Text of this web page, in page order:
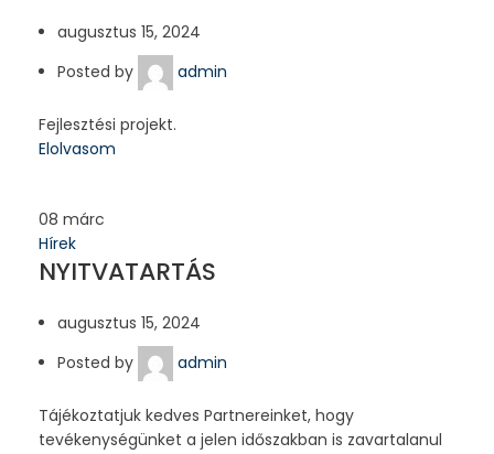
augusztus 15, 2024
Posted by
admin
Fejlesztési projekt.
Elolvasom
08 márc
Hírek
NYITVATARTÁS
augusztus 15, 2024
Posted by
admin
Tájékoztatjuk kedves Partnereinket, hogy
tevékenységünket a jelen időszakban is zavartalanul